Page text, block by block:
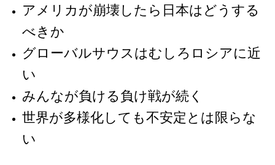
アメリカが崩壊したら日本はどうする
べきか
グローバルサウスはむしろロシアに近
い
みんなが負ける負け戦が続く
世界が多様化しても不安定とは限らな
い